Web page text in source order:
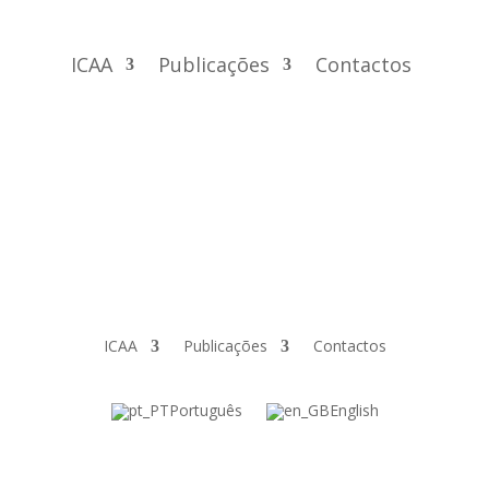
ICAA Publicações Contactos
ICAA Publicações Contactos
Português English